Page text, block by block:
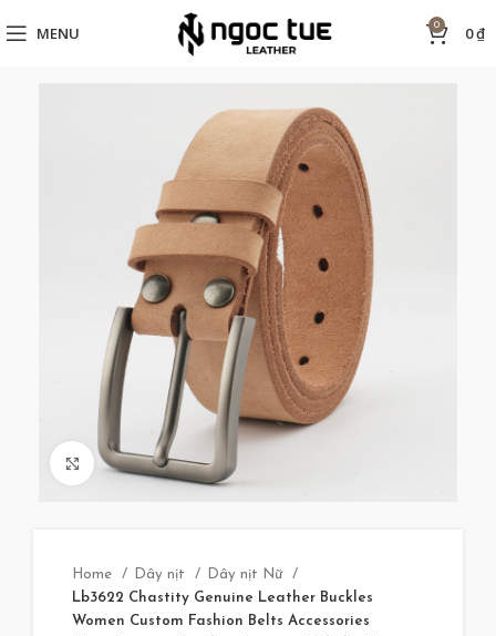
MENU 0 0₫
Click to enlarge
Home Dây nịt
Dây nịt Nữ
Lb3622 Chastity Genuine Leather Buckles
Women Custom Fashion Belts Accessories